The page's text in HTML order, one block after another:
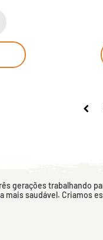
gerações trabalhando
saudável. Criamos